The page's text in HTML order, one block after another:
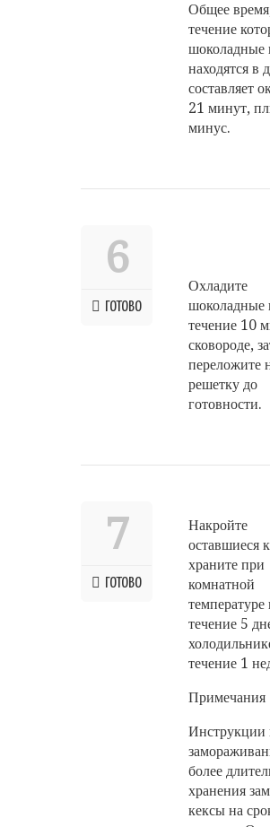
Общее
течение
шоколадные
находятся в
составляет
21 минут,
минус.
6
ГОТОВО
Охладите
шоколадные
течение 10
сковороде,
переложите
решетку до
готовности.
7
ГОТОВО
Накройте
оставшиеся
храните при
комнатной
температуре
течение 5
течение 1
Примечания
Инструкции
более
хранения
кексы на